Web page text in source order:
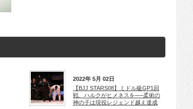
2022年 5月 02日
【BJJ STARS08】ミドル級GP1回
戦、ハルクがヒメネスを──柔術の
神の子は現役レジェンド越え達成